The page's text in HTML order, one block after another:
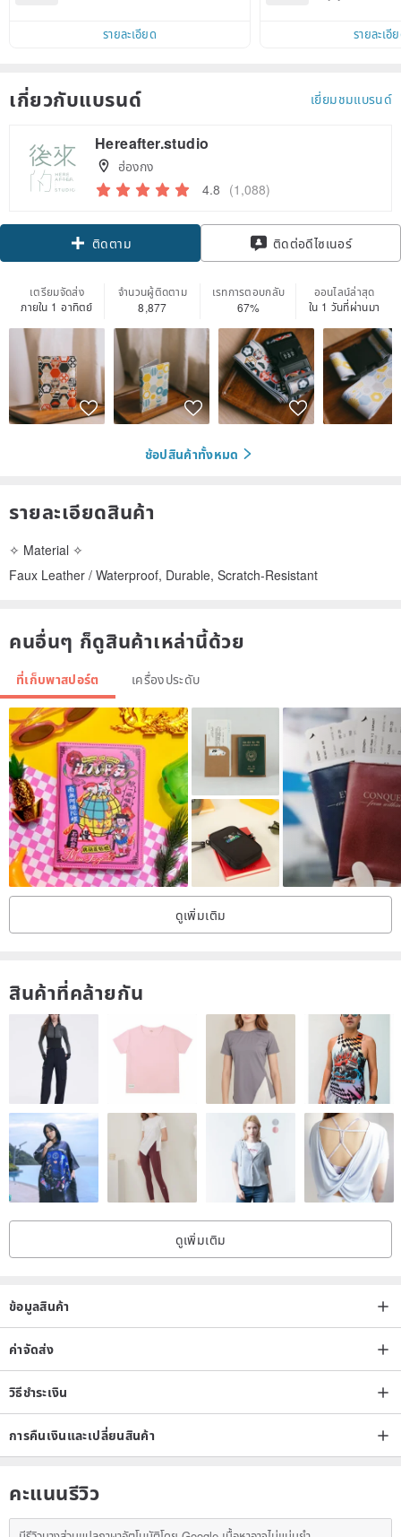
รายละเอียด
รายละเอี
เกี่ยวกับแบรนด์ เยี่ยมชมแบรนด์
Hereafter.studio
ฮ่องกง
4.8 (1,088)
ติดตาม
ติดต่อดีไซเนอร์
เตรียมจัดส่ง
ภายใน 1 อาทิตย์
จำนวนผู้ติดตาม
8,877
เรทการตอบกลับ
67%
ออนไลน์ล่าสุด
ใน 1 วันที่ผ่านมา
ช้อปสินค้าทั้งหมด
รายละเอียดสินค้า
✧ Material ✧
Faux Leather / Waterproof, Durable, Scratch-Resistant
คนอื่นๆ ก็ดูสินค้าเหล่านี้ด้วย
ที่เก็บพาสปอร์ต เครื่องประดับ
ดูเพิ่มเติม
สินค้าที่คล้ายกัน
ดูเพิ่มเติม
ข้อมูลสินค้า
ค่าจัดส่ง
วิธีชำระเงิน
การคืนเงินและเปลี่ยนสินค้า
คะแนนรีวิว